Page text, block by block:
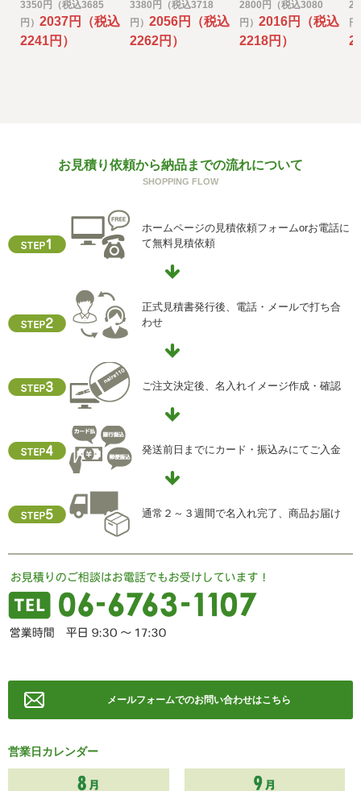
とがあります。
その場合には、当社において最善の考慮を行います。
ご本人からの求めにより、当社が保有する保有個人データ
に関する開示、利用目的の通知、内容の訂正・追加または
供記録の開示(以下、開示等という)に応じます。
開示等に応ずる窓口は、下記「当社の個人情報の取扱いに
関する苦情、相談等の問合せ先」を参照してください。
クッキーやウェブビーコン等を用いるなどして、本人が容
易に認識できない方法による個人情報の取得を行っており
ません。
i) 個人情報保護方針
当社ホームページの個人情報保護方針をご覧下さい
住所 ：大阪市中央区瓦屋町2-13-5
TEL ： 06-6763-5415
FAX ： 06-6763-0829
3350円（税込3685
円） 2037円（税込
2241円）
3380円（税込3718
円） 2056円（税込
2262円）
2800円（税込3080
円） 2016円（税込
2218円）
お見積り依頼から納品までの流れについて
SHOPPING FLOW
ホームページの見積依頼フォームorお電話に
て無料見積依頼
正式見積書発行後、電話・メールで打ち合
わせ
ご注文決定後、名入れイメージ作成・確認
発送前日までにカード・振込みにてご入金
通常２～３週間で名入れ完了、商品お届け
メールフォームでのお問い合わせはこちら
営業日カレンダー